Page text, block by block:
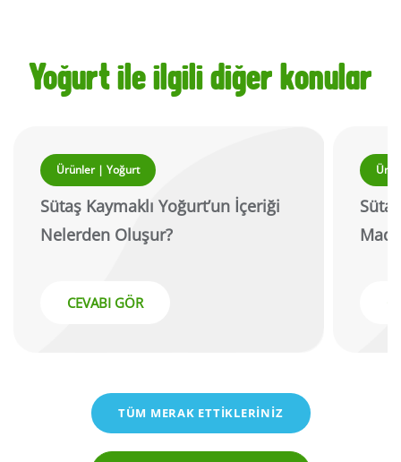
Yoğurt ile ilgili diğer konular
Ürünler | Yoğurt
Sütaş Kaymaklı Yoğurt’un İçeriği
Nelerden Oluşur?
CEVABI GÖR
TÜM MERAK ETTİKLERİNİZ